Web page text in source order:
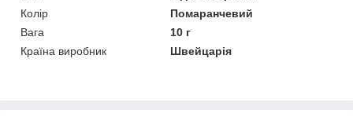
Колір
Помаранчевий
Вага
10 г
Країна виробник
Швейцарія